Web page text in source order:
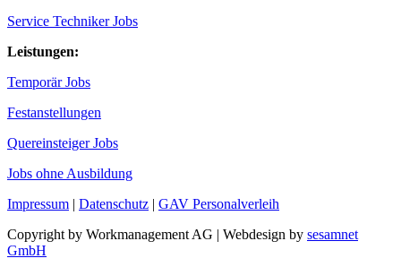
Service Techniker Jobs
Leistungen:
Temporär Jobs
Festanstellungen
Quereinsteiger Jobs
Jobs ohne Ausbildung
Impressum | Datenschutz | GAV Personalverleih
Copyright by Workmanagement AG | Webdesign by sesamnet
GmbH